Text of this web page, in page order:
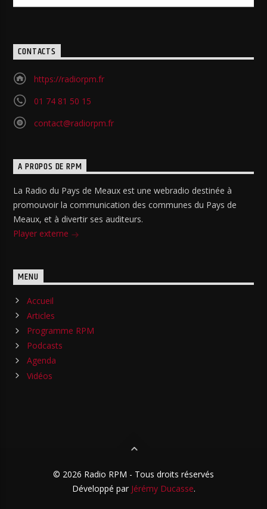
CONTACTS
https://radiorpm.fr
01 74 81 50 15
contact@radiorpm.fr
A PROPOS DE RPM
La Radio du Pays de Meaux est une webradio destinée à
promouvoir la communication des communes du Pays de
Meaux, et à divertir ses auditeurs.
Player externe
MENU
Accueil
Articles
Programme RPM
Podcasts
Agenda
Vidéos
© 2026 Radio RPM - Tous droits réservés
Développé parJérémy Ducasse.